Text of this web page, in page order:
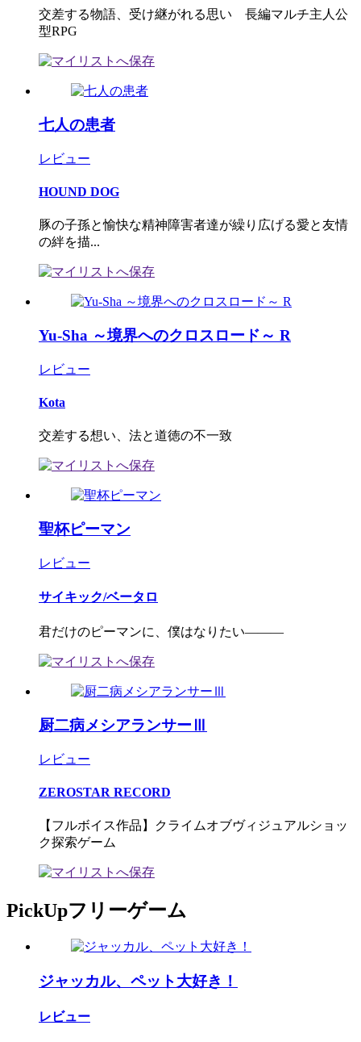
交差する物語、受け継がれる思い 長編マルチ主人公
型RPG
七人の患者
レビュー
HOUND DOG
豚の子孫と愉快な精神障害者達が繰り広げる愛と友情
の絆を描...
Yu-Sha ～境界へのクロスロード～ R
レビュー
Kota
交差する想い、法と道徳の不一致
聖杯ピーマン
レビュー
サイキック/ベータロ
君だけのピーマンに、僕はなりたい―――
厨二病メシアランサーⅢ
レビュー
ZEROSTAR RECORD
【フルボイス作品】クライムオブヴィジュアルショッ
ク探索ゲーム
PickUpフリーゲーム
ジャッカル、ペット大好き！
レビュー